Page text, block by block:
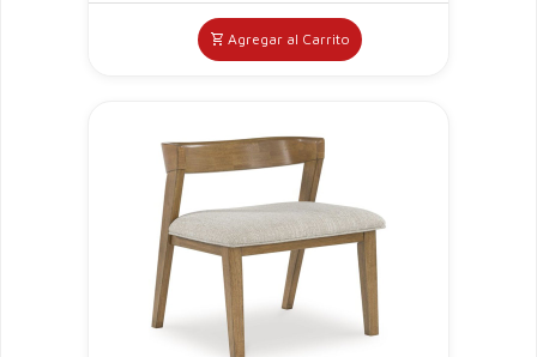
Agregar al Carrito